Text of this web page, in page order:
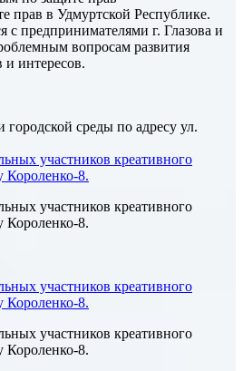
прав в Удмуртской Республике.
с предпринимателями г. Глазова и
вопросам развития
и интересов.
городской среды по адресу ул.
участников креативного
Короленко-8.
участников креативного
Короленко-8.
участников креативного
Короленко-8.
участников креативного
Короленко-8.